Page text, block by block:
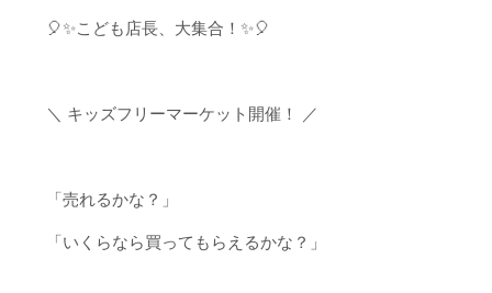
🎈✨こども店長、大集合！✨🎈
＼ キッズフリーマーケット開催！ ／
「売れるかな？」
「いくらなら買ってもらえるかな？」